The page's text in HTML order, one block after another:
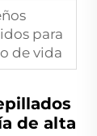
para
de vida
de alta